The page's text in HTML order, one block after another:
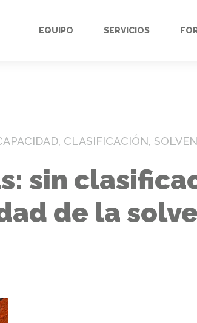
EQUIPO SERVICIOS
CLASIFICACIÓN,
sin
de la